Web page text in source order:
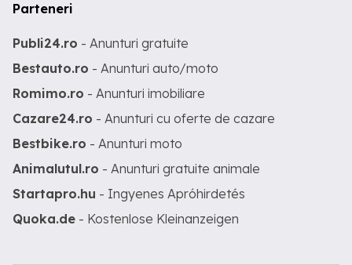
Parteneri
Publi24.ro - Anunturi gratuite
Bestauto.ro - Anunturi auto/moto
Romimo.ro - Anunturi imobiliare
Cazare24.ro - Anunturi cu oferte de cazare
Bestbike.ro - Anunturi moto
Animalutul.ro - Anunturi gratuite animale
Startapro.hu - Ingyenes Apróhirdetés
Quoka.de - Kostenlose Kleinanzeigen